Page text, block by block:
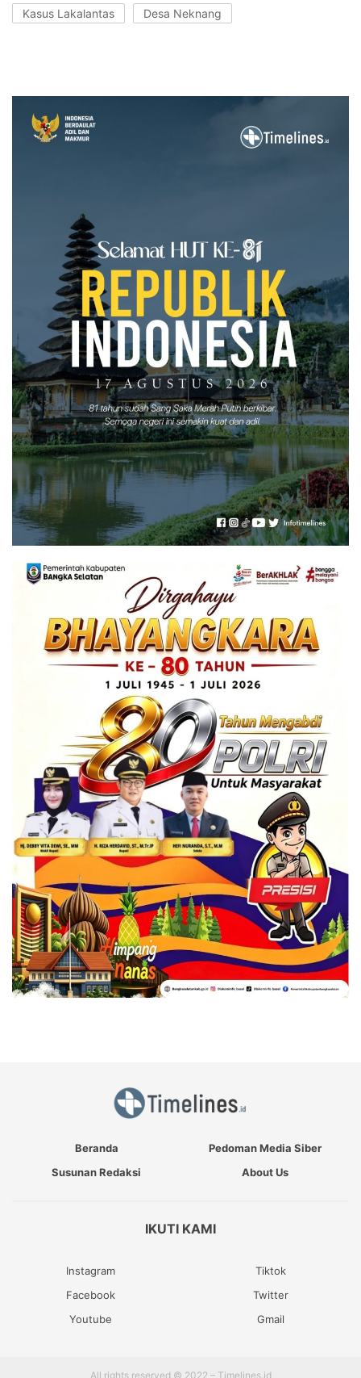
Kasus Lakalantas Desa Neknang
Beranda
Pedoman Media Siber
Susunan Redaksi
About Us
IKUTI KAMI
Instagram
Tiktok
Facebook
Twitter
Youtube
Gmail
All rights reserved © 2022 – Timelines.id